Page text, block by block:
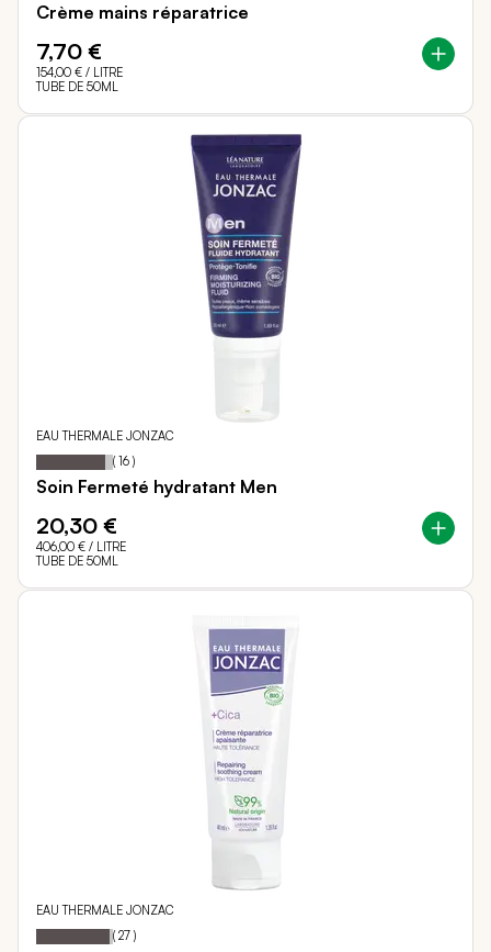
Crème mains réparatrice
7,70 €
154,00 € / LITRE
TUBE DE 50ML
EAU THERMALE JONZAC
Notation: 90
% of
( 16 )
Soin Fermeté hydratant Men
20,30 €
406,00 € / LITRE
TUBE DE 50ML
EAU THERMALE JONZAC
Notation: 96%
( 27 )